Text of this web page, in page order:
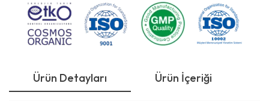
Ürün Detayları Ürün İçeriği